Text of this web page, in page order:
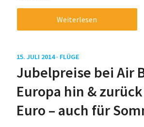
Weiterlesen
15. JULI 2014 · FLÜGE
Jubelpreise bei Air
Europa hin &
Euro – auch für